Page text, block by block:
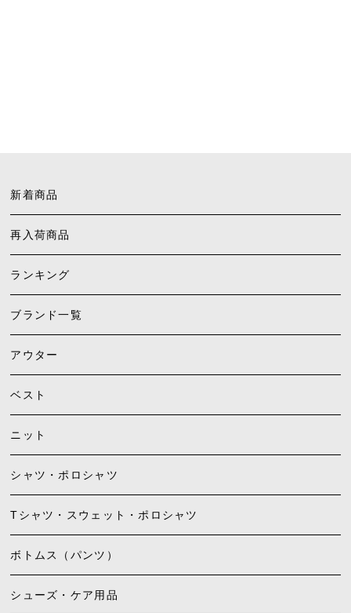
新着商品
再入荷商品
ランキング
ブランド一覧
アウター
ベスト
ニット
シャツ・ポロシャツ
Tシャツ・スウェット・ポロシャツ
ボトムス（パンツ）
シューズ・ケア用品